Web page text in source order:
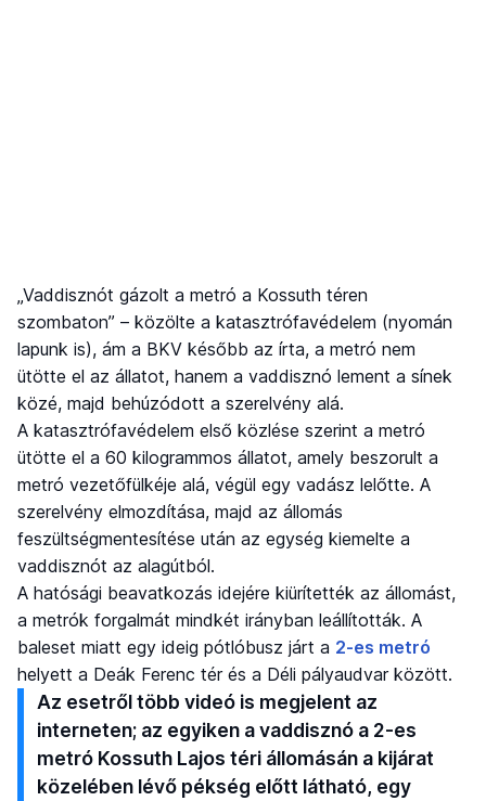
„Vaddisznót gázolt a metró a Kossuth téren
szombaton” – közölte a katasztrófavédelem (nyomán
lapunk is), ám a BKV később az írta, a metró nem
ütötte el az állatot, hanem a vaddisznó lement a sínek
közé, majd behúzódott a szerelvény alá.
A katasztrófavédelem első közlése szerint a metró
ütötte el a 60 kilogrammos állatot, amely beszorult a
metró vezetőfülkéje alá, végül egy vadász lelőtte. A
szerelvény elmozdítása, majd az állomás
feszültségmentesítése után az egység kiemelte a
vaddisznót az alagútból.
A hatósági beavatkozás idejére kiürítették az állomást,
a metrók forgalmát mindkét irányban leállították. A
baleset miatt egy ideig pótlóbusz járt a 2-es metró
helyett a Deák Ferenc tér és a Déli pályaudvar között.
Az esetről több videó is megjelent az
interneten; az egyiken a vaddisznó a 2-es
metró Kossuth Lajos téri állomásán a kijárat
közelében lévő pékség előtt látható, egy